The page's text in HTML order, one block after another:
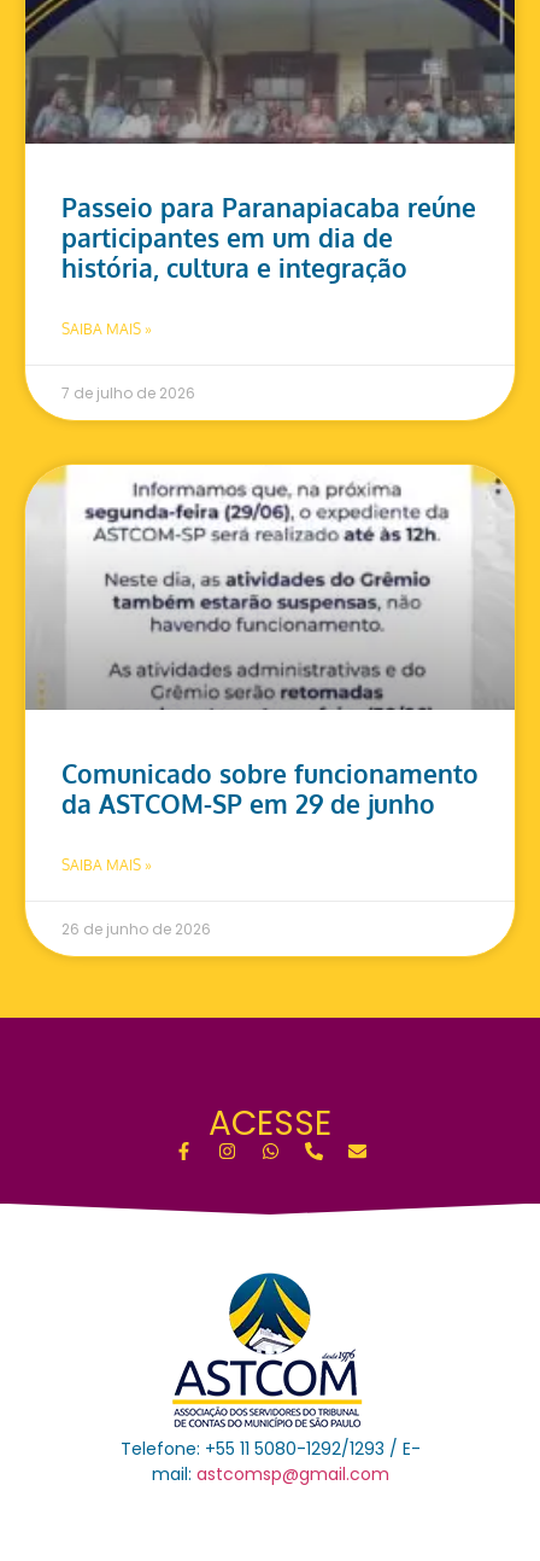
Passeio para Paranapiacaba reúne
participantes em um dia de
história, cultura e integração
SAIBA MAIS »
7 de julho de 2026
Comunicado sobre funcionamento
da ASTCOM-SP em 29 de junho
SAIBA MAIS »
26 de junho de 2026
ACESSE
Telefone: +55 11 5080-1292/1293 / E-
mail: astcomsp@gmail.com